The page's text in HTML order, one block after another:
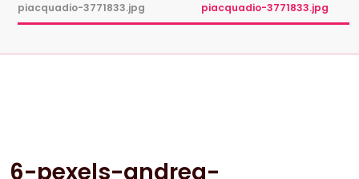
piacquadio-3771833.jpg
piacquadio-3771833.jpg
6-pexels-andrea-